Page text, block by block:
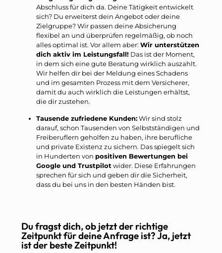
Abschluss für dich da. Deine Tätigkeit entwickelt
sich? Du erweiterst dein Angebot oder deine
Zielgruppe? Wir passen deine Absicherung
flexibel an und überprüfen regelmäßig, ob noch
alles optimal ist. Vor allem aber: Wir unterstützen
dich aktiv im Leistungsfall! Das ist der Moment,
in dem sich eine gute Beratung wirklich auszahlt.
Wir helfen dir bei der Meldung eines Schadens
und im gesamten Prozess mit dem Versicherer,
damit du auch wirklich die Leistungen erhältst,
die dir zustehen.
Tausende zufriedene Kunden:Wir sind stolz
darauf, schon Tausenden von Selbstständigen und
Freiberuflern geholfen zu haben, ihre berufliche
und private Existenz zu sichern. Das spiegelt sich
in Hunderten von positiven Bewertungen bei
Google und Trustpilot wider. Diese Erfahrungen
sprechen für sich und geben dir die Sicherheit,
dass du bei uns in den besten Händen bist.
Du fragst dich, ob jetzt der richtige
Zeitpunkt für deine Anfrage ist? Ja, jetzt
ist der beste Zeitpunkt!